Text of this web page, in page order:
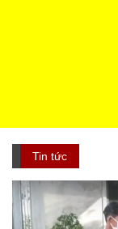
Tin tức